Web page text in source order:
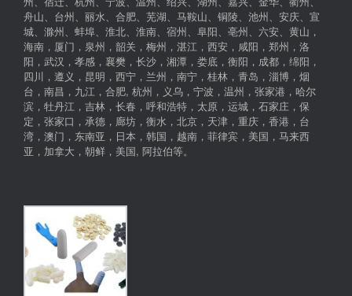
舟山、台州、丽水、合肥、芜湖、马鞍山、铜陵、池州、安庆、宣
城、滁州、蚌埠、淮北、淮南、宿州、阜阳、亳州、六安、黄山，
海南，厦门，泉州，韶关，梅州，湛江，西安，咸阳，郑州，洛
阳，武汉，孝感，襄樊，长沙，湘潭，娄底，衡阳，成都，绵阳，
四川，遵义，昆明，西宁，兰州，南宁，桂林，青岛，淄博，烟
台，南昌，九江，合肥, 杭州，义乌，宁波，温州，张家港，哈尔
滨，牡丹江，吉林，长春，呼和浩特，太原，运城，石家庄，保
定，张家口，承德，廊坊，衡水，北京，天津，重庆，香港，台
湾，澳门，东南亚，日本，韩国，越南，菲律宾，美国，马来西
亚，加拿大，朝鲜，美国, 阿拉伯等。